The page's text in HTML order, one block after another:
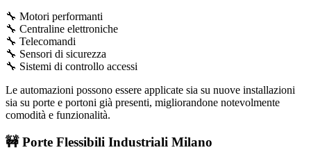
🔧 Motori performanti
🔧 Centraline elettroniche
🔧 Telecomandi
🔧 Sensori di sicurezza
🔧 Sistemi di controllo accessi
Le automazioni possono essere applicate sia su nuove installazioni
sia su porte e portoni già presenti, migliorandone notevolmente
comodità e funzionalità.
🚧 Porte Flessibili Industriali Milano